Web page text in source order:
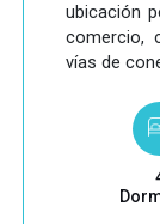
ubicación
comercio,
vías de